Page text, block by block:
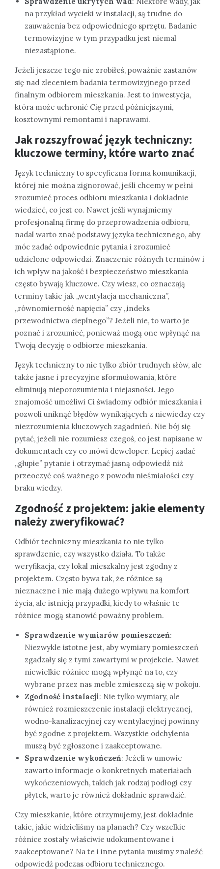
na przykład wycieki w instalacji, są trudne do
zauważenia bez odpowiedniego sprzętu. Badanie
termowizyjne w tym przypadku jest niemal
niezastąpione.
Jeżeli jeszcze tego nie zrobiłeś, poważnie zastanów
się nad zleceniem badania termowizyjnego przed
finalnym odbiorem mieszkania. Jest to inwestycja,
która może uchronić Cię przed późniejszymi,
kosztownymi remontami i naprawami.
Jak rozszyfrować język techniczny:
kluczowe terminy, które warto znać
Język techniczny to specyficzna forma komunikacji,
której nie można zignorować, jeśli chcemy w pełni
zrozumieć proces odbioru mieszkania i dokładnie
wiedzieć, co jest co. Nawet jeśli wynajmiemy
profesjonalną firmę do przeprowadzenia odbioru,
nadal warto znać podstawy języka technicznego, aby
móc zadać odpowiednie pytania i zrozumieć
udzielone odpowiedzi. Znaczenie różnych terminów i
ich wpływ na jakość i bezpieczeństwo mieszkania
często bywają kluczowe. Czy wiesz, co oznaczają
terminy takie jak „wentylacja mechaniczna”,
„równomierność napięcia” czy „indeks
przewodnictwa cieplnego”? Jeżeli nie, to warto je
poznać i zrozumieć, ponieważ mogą one wpłynąć na
Twoją decyzję o odbiorze mieszkania.
Język techniczny to nie tylko zbiór trudnych słów, ale
także jasne i precyzyjne sformułowania, które
eliminują nieporozumienia i niejasności. Jego
znajomość umożliwi Ci świadomy odbiór mieszkania i
pozwoli uniknąć błędów wynikających z niewiedzy czy
niezrozumienia kluczowych zagadnień. Nie bój się
pytać, jeżeli nie rozumiesz czegoś, co jest napisane w
dokumentach czy co mówi deweloper. Lepiej zadać
„głupie” pytanie i otrzymać jasną odpowiedź niż
przeoczyć coś ważnego z powodu nieśmiałości czy
braku wiedzy.
Zgodność z projektem: jakie elementy
należy zweryfikować?
Odbiór techniczny mieszkania to nie tylko
sprawdzenie, czy wszystko działa. To także
weryfikacja, czy lokal mieszkalny jest zgodny z
projektem. Często bywa tak, że różnice są
nieznaczne i nie mają dużego wpływu na komfort
życia, ale istnieją przypadki, kiedy to właśnie te
różnice mogą stanowić poważny problem.
Sprawdzenie wymiarów pomieszczeń:
Niezwykle istotne jest, aby wymiary pomieszczeń
zgadzały się z tymi zawartymi w projekcie. Nawet
niewielkie różnice mogą wpłynąć na to, czy
wybrane przez nas meble zmieszczą się w pokoju.
Zgodność instalacji: Nie tylko wymiary, ale
również rozmieszczenie instalacji elektrycznej,
wodno-kanalizacyjnej czy wentylacyjnej powinny
być zgodne z projektem. Wszystkie odchylenia
muszą być zgłoszone i zaakceptowane.
Sprawdzenie wykończeń: Jeżeli w umowie
zawarto informacje o konkretnych materiałach
wykończeniowych, takich jak rodzaj podłogi czy
płytek, warto je również dokładnie sprawdzić.
Czy mieszkanie, które otrzymujemy, jest dokładnie
takie, jakie widzieliśmy na planach? Czy wszelkie
różnice zostały właściwie udokumentowane i
zaakceptowane? Na te i inne pytania musimy znaleźć
odpowiedź podczas odbioru technicznego.